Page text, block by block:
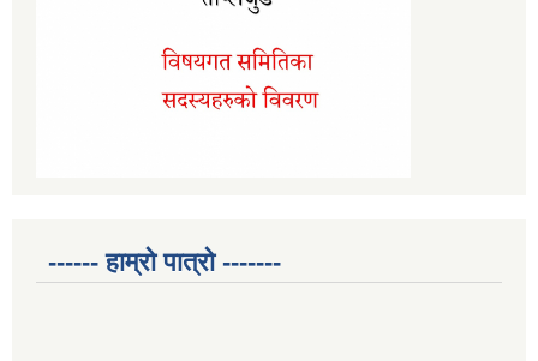
------ हाम्रो पात्रो -------